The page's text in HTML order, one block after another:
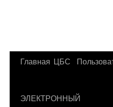
Перейти
содержимому
Главная ЦБС
ЭЛЕКТРОННЫЙ